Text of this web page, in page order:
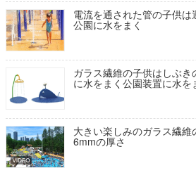
電流を通された管の子供
公園に水をまく
ガラス繊維の子供はしぶ
に水をまく公園装置に水を
大きい楽しみのガラス繊
6mmの厚さ